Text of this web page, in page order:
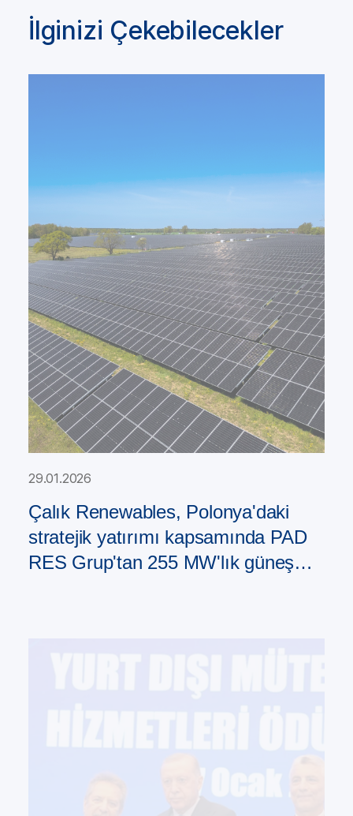
İlginizi Çekebilecekler
29.01.2026
Çalık Renewables, Polonya'daki
stratejik yatırımı kapsamında PAD
RES Grup'tan 255 MW'lık güneş